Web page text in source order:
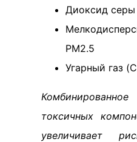
Диоксид серы
PM2.5
Угарный газ
Комбинированное
токсичных
увеличивает